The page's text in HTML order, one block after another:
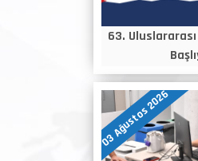
63.
03 Ağustos 2026